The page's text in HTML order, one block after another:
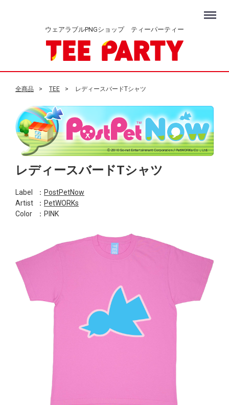
ウェアラブルPNGショップ ティーパーティー
Menu
全商品 TEE レディースバードTシャツ
レディースバードTシャツ
Label ： PostPetNow
Artist
： PetWORKs
Color
：PINK